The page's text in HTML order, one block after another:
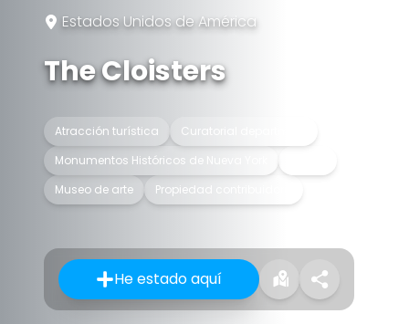
Estados Unidos de América
The Cloisters
Atracción turística
Curatorial department
Monumentos Históricos de Nueva York
Museo de arte
Propiedad contribuidora
He estado aquí